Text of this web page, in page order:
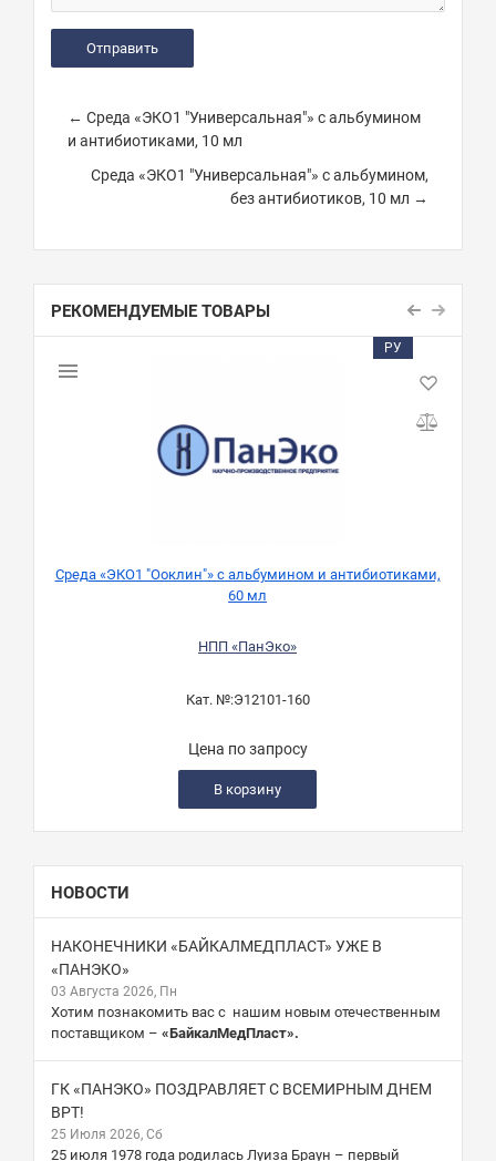
← Среда «ЭКО1 "Универсальная"» с альбумином
и антибиотиками, 10 мл
Среда «ЭКО1 "Универсальная"» с альбумином,
без антибиотиков, 10 мл →
РЕКОМЕНДУЕМЫЕ ТОВАРЫ
РУ
Среда «ЭКО1 "Ооклин"» с альбумином и антибиотиками,
60 мл
НПП «ПанЭко»
Кат. №:Э12101-160
Цена по запросу
В корзину
НОВОСТИ
НАКОНЕЧНИКИ «БАЙКАЛМЕДПЛАСТ» УЖЕ В
«ПАНЭКО»
03 Августа 2026, Пн
Хотим познакомить вас с нашим новым отечественным
поставщиком – «БайкалМедПласт».
ГК «ПАНЭКО» ПОЗДРАВЛЯЕТ С ВСЕМИРНЫМ ДНЕМ
ВРТ!
25 Июля 2026, Сб
25 июля 1978 года родилась Луиза Браун – первый